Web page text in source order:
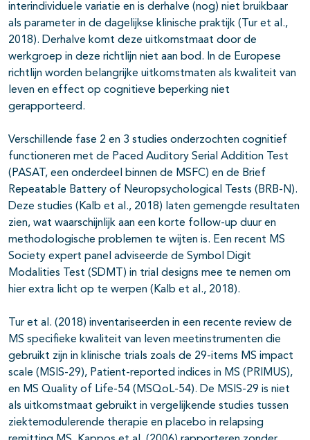
interindividuele variatie en is derhalve (nog) niet bruikbaar
als parameter in de dagelijkse klinische praktijk (Tur et al.,
2018). Derhalve komt deze uitkomstmaat door de
werkgroep in deze richtlijn niet aan bod. In de Europese
richtlijn worden belangrijke uitkomstmaten als kwaliteit van
leven en effect op cognitieve beperking niet
gerapporteerd.
Verschillende fase 2 en 3 studies onderzochten cognitief
functioneren met de Paced Auditory Serial Addition Test
(PASAT, een onderdeel binnen de MSFC) en de Brief
Repeatable Battery of Neuropsychological Tests (BRB-N).
Deze studies (Kalb et al., 2018) laten gemengde resultaten
zien, wat waarschijnlijk aan een korte follow-up duur en
methodologische problemen te wijten is. Een recent MS
Society expert panel adviseerde de Symbol Digit
Modalities Test (SDMT) in trial designs mee te nemen om
hier extra licht op te werpen (Kalb et al., 2018).
Tur et al. (2018) inventariseerden in een recente review de
MS specifieke kwaliteit van leven meetinstrumenten die
gebruikt zijn in klinische trials zoals de 29-items MS impact
scale (MSIS-29), Patient-reported indices in MS (PRIMUS),
en MS Quality of Life-54 (MSQoL-54). De MSIS-29 is niet
als uitkomstmaat gebruikt in vergelijkende studies tussen
ziektemodulerende therapie en placebo in relapsing